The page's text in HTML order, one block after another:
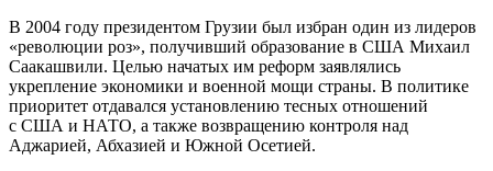
В 2004 году президентом Грузии был избран один из лидеров
«революции роз», получивший образование в США Михаил
Саакашвили. Целью начатых им реформ заявлялись
укрепление экономики и военной мощи страны. В политике
приоритет отдавался установлению тесных отношений
с США и НАТО, а также возвращению контроля над
Аджарией, Абхазией и Южной Осетией.